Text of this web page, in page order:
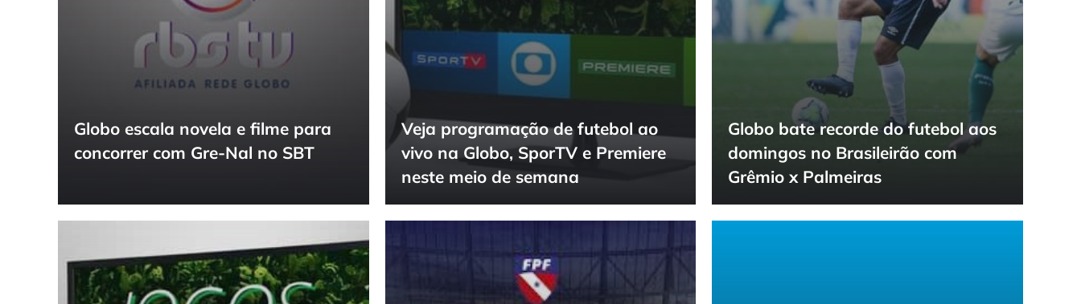
Globo escala novela e filme para
concorrer com Gre-Nal no SBT
Veja programação de futebol ao
vivo na Globo, SporTV e Premiere
neste meio de semana
Globo bate recorde do futebol aos
domingos no Brasileirão com
Grêmio x Palmeiras